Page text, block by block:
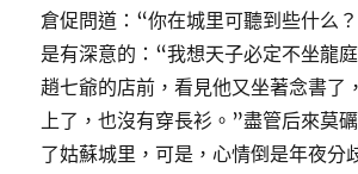
倉促問道：“你在城里可聽到些什么
是有深意的：“我想天子必定不坐龍
趙七爺的店前，看見他又坐著念書了
上了，也沒有穿長衫。”盡管后來莫
了姑蘇城里，可是，心情倒是年夜分